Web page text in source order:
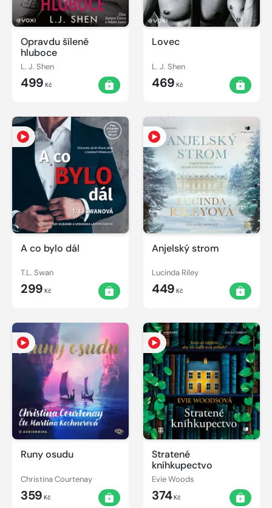
Opravdu šíleně
hluboce
L. J. Shen
499 Kč
Lovec
L. J. Shen
469 Kč
A co bylo dál
T.L. Swan
299 Kč
Anjelský strom
Lucinda Riley
449 Kč
Runy osudu
Christina Courtenay
359 Kč
Stratené
kníhkupectvo
Evie Woods
374Kč